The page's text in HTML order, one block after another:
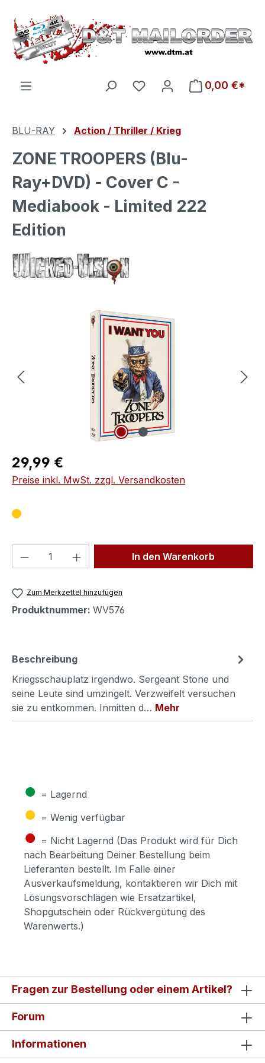
Zum Hauptinhalt springen
Du hast 0 Produkte auf
0,00 €*
BLU-RAY Action / Thriller / Krieg
ZONE TROOPERS (Blu-
Ray+DVD) - Cover C -
Mediabook - Limited 222
Edition
Bildergalerie überspringen
Regulärer Preis:
29,99 €
Preise inkl. MwSt. zzgl. Versandkosten
Produkt Anzahl: Gib denIn den Warenkorb
Zum Merkzettel hinzufügen
Produktnummer: WV576
Beschreibung
Kriegsschauplatz irgendwo. Sergeant Stone und
seine Leute sind umzingelt. Verzweifelt versuchen
sie zu entkommen. Inmitten d… Mehr
● = Lagernd
● = Wenig verfügbar
● = Nicht Lagernd (Das Produkt wird für Dich
nach Bearbeitung Deiner Bestellung beim
Lieferanten bestellt. Im Falle einer
Ausverkaufsmeldung, kontaktieren wir Dich mit
Lösungsvorschlägen wie Ersatzartikel,
Shopgutschein oder Rückvergütung des
Warenwerts.)
Fragen zur Bestellung oder einem Artikel?
Forum
Informationen